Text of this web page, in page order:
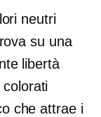
neutri
su una
libertà
che attrae i